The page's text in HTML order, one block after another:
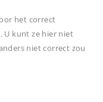
is er de
het correct
U kunt ze hier niet
niet correct zou